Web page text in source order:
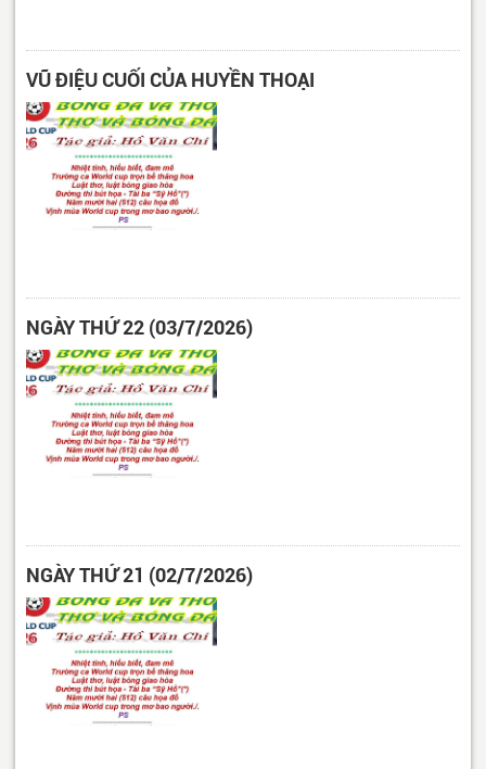
VŨ ĐIỆU CUỐI CỦA HUYỀN THOẠI
NGÀY THỨ 22 (03/7/2026)
NGÀY THỨ 21 (02/7/2026)